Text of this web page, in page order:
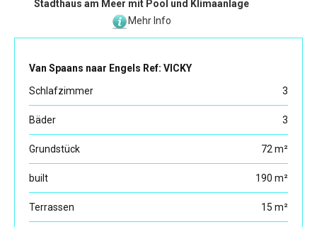
Stadthaus am Meer mit Pool und Klimaanlage
Mehr Info
Van Spaans naar Engels Ref: VICKY
Schlafzimmer
3
Bäder 3
Grundstück 72 m²
built 190 m²
Terrassen 15 m²